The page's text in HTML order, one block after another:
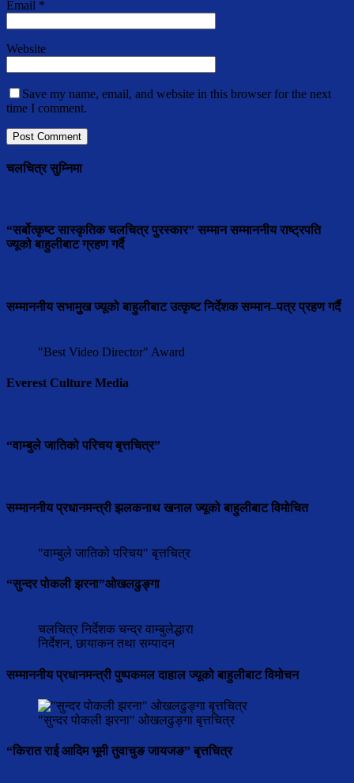
Email *
Website
Save my name, email, and website in this browser for the next
time I comment.
चलचित्र सुम्निमा
“सर्बोत्कृष्ट सास्कृतिक चलचित्र पुरस्कार” सम्मान सम्माननीय राष्ट्रपति
ज्यूको बाहुलीबाट ग्रहण गर्दै
सम्माननीय सभामुुख ज्यूको बाहुलीबाट उत्कृष्ट निर्देशक सम्मान–पत्र प्रहण गर्दै
"Best Video Director" Award
Everest Culture Media
“वाम्बुले जातिको परिचय बृत्तचित्र”
सम्माननीय प्रधानमन्त्री झलकनाथ खनाल ज्यूको बाहुलीबाट विमोचित
"वाम्बुले जातिको परिचय" बृत्तचित्र
“सुन्दर पोकली झरना”ओखलढुङ्गा
चलचित्र निर्देशक चन्द्र वाम्बुलेद्धारा
निर्देशन, छायाकन तथा सम्पादन
सम्माननीय प्रधानमन्त्री पुष्पकमल दाहाल ज्यूको बाहुलीबाट विमोचन
"सुन्दर पोकली झरना" ओखलढुङ्गा बृत्तचित्र
“किरात राई आदिम भूमी तुवाचुङ जायजङ” बृत्तचित्र